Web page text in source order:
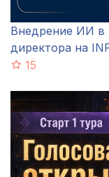
Внедрение ИИ в
директора на
15